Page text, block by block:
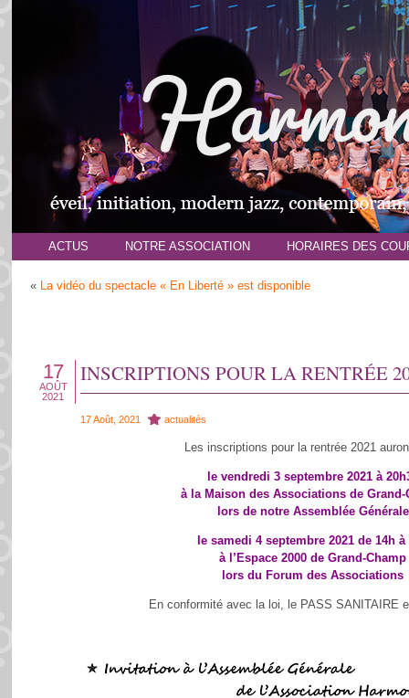
ACTUS NOTRE ASSOCIATION HORAIRES DES
« La vidéo du spectacle « En Liberté » est disponible
INSCRIPTIONS POUR LA RENTRÉE
17
AOÛT
2021
17 Août, 2021 actualités
Les inscriptions pour la rentrée 2021
le vendredi 3 septembre 2021 à
à la Maison des Associations de Grand-
lors de notre Assemblée Générale
le samedi 4 septembre 2021 de 14h à
à l’Espace 2000 de Grand-Champ
lors du Forum des Associations
En conformité avec la loi, le PASS SANITAIRE